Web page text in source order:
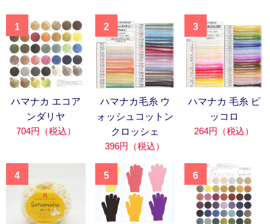
1
ハマナカ エコア
ンダリヤ
704円（税込）
2
ハマナカ毛糸 ウ
ォッシュコットン
クロッシェ
396円（税込）
3
ハマナカ 毛糸 ピ
ッコロ
264円（税込）
4 5 6